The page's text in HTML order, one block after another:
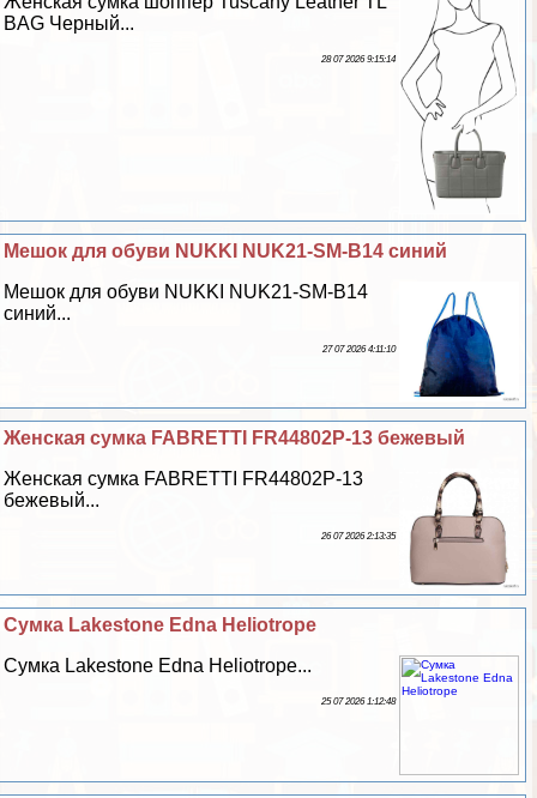
BAG Черный...
28 07 2026 9:15:14
Мешок для обуви NUKKI NUK21-SM-B14 синий
Мешок для обуви NUKKI NUK21-SM-B14
синий...
27 07 2026 4:11:10
Женская сумка FABRETTI FR44802P-13 бежевый
Женская сумка FABRETTI FR44802P-13
бежевый...
26 07 2026 2:13:35
Сумка Lakestone Edna Heliotrope
Сумка Lakestone Edna Heliotrope...
25 07 2026 1:12:48